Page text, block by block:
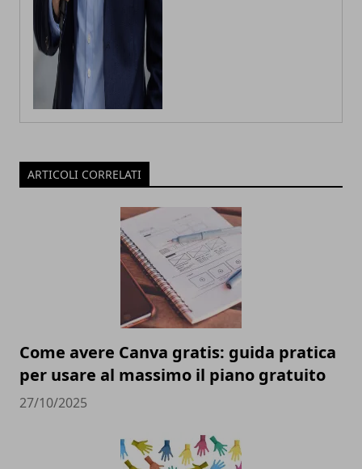
ARTICOLI CORRELATI
Come avere Canva gratis: guida pratica
per usare al massimo il piano gratuito
27/10/2025